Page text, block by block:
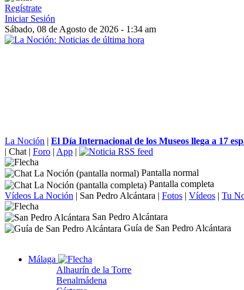
Regístrate
Iniciar Sesión
Sábado, 08 de Agosto de 2026 - 1:34 am
La Noción | El Día Internacional de los Museos llega a 17
| Chat | Foro | App |
Pantalla normal
Pantalla completa
Vídeos La Noción | San Pedro Alcántara | Fotos | Vídeos | Tu
San Pedro Alcántara
Guía de San Pedro Alcántara
Málaga
Alhaurín de la Torre
Benalmádena